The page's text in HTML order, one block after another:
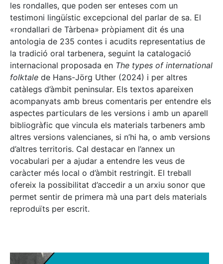
les rondalles, que poden ser enteses com un
testimoni lingüístic excepcional del parlar de sa. El
«rondallari de Tàrbena» pròpiament dit és una
antologia de 235 contes i acudits representatius de
la tradició oral tarbenera, seguint la catalogació
internacional proposada en The types of international
folktale de Hans-Jörg Uther (2024) i per altres
catàlegs d’àmbit peninsular. Els textos apareixen
acompanyats amb breus comentaris per entendre els
aspectes particulars de les versions i amb un aparell
bibliogràfic que vincula els materials tarbeners amb
altres versions valencianes, si n’hi ha, o amb versions
d’altres territoris. Cal destacar en l’annex un
vocabulari per a ajudar a entendre les veus de
caràcter més local o d’àmbit restringit. El treball
ofereix la possibilitat d’accedir a un arxiu sonor que
permet sentir de primera mà una part dels materials
reproduïts per escrit.